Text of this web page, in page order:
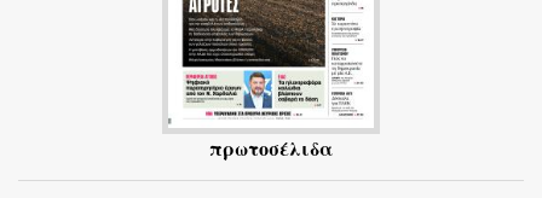
πρωτοσέλιδα